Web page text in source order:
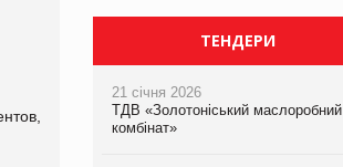
ТЕНДЕРИ
21 січня 2026
ТДВ «Золотоніський маслоробний
комбінат»